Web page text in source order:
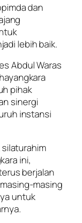
dan
lebih baik.
Abdul Waras
pihak
sinergi
instansi
silaturahim
ini,
berjalan
masing
untuk